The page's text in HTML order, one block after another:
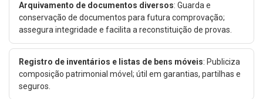
Arquivamento de documentos diversos: Guarda e
conservação de documentos para futura comprovação;
assegura integridade e facilita a reconstituição de provas.
Registro de inventários e listas de bens móveis: Publiciza
composição patrimonial móvel; útil em garantias, partilhas e
seguros.